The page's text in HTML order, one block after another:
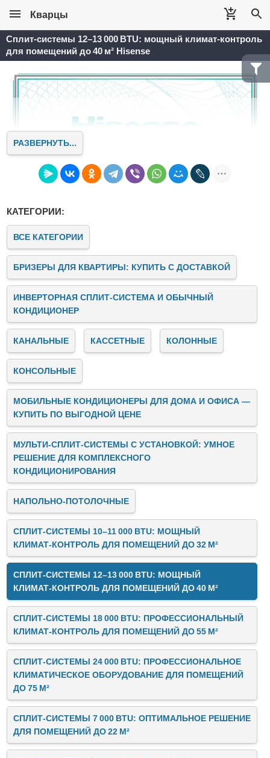
Кварцы
Сплит‑системы 12–13 000 BTU: мощный климат‑контроль
для помещений до 40 м² Hisense
Hisense - китайский бренд климатического и другого
оборудования. Производит технику на своих заводах и
соответственно сам отвечает за качество, а не как
большинство брендов "перекупов". Начало истории данного
бренда начинается с1969 года.
РАЗВЕРНУТЬ...
КАТЕГОРИИ:
ВСЕ КАТЕГОРИИ
БРИЗЕРЫ ДЛЯ КВАРТИРЫ: КУПИТЬ С ДОСТАВКОЙ
ИНВЕРТОРНАЯ СПЛИТ-СИСТЕМА И ОБЫЧНЫЙ
КОНДИЦИОНЕР
КАНАЛЬНЫЕ КАССЕТНЫЕ КОЛОННЫЕ
КОНСОЛЬНЫЕ
МОБИЛЬНЫЕ КОНДИЦИОНЕРЫ ДЛЯ ДОМА И ОФИСА —
КУПИТЬ ПО ВЫГОДНОЙ ЦЕНЕ
МУЛЬТИ‑СПЛИТ‑СИСТЕМЫ С УСТАНОВКОЙ: УМНОЕ
РЕШЕНИЕ ДЛЯ КОМПЛЕКСНОГО
КОНДИЦИОНИРОВАНИЯ
НАПОЛЬНО-ПОТОЛОЧНЫЕ
СПЛИТ‑СИСТЕМЫ 10–11 000 BTU: МОЩНЫЙ
КЛИМАТ‑КОНТРОЛЬ ДЛЯ ПОМЕЩЕНИЙ ДО 32 М²
СПЛИТ‑СИСТЕМЫ 12–13 000 BTU: МОЩНЫЙ
КЛИМАТ‑КОНТРОЛЬ ДЛЯ ПОМЕЩЕНИЙ ДО 40 М²
СПЛИТ‑СИСТЕМЫ 18 000 BTU: ПРОФЕССИОНАЛЬНЫЙ
КЛИМАТ‑КОНТРОЛЬ ДЛЯ ПОМЕЩЕНИЙ ДО 55 М²
СПЛИТ‑СИСТЕМЫ 24 000 BTU: ПРОФЕССИОНАЛЬНОЕ
КЛИМАТИЧЕСКОЕ ОБОРУДОВАНИЕ ДЛЯ ПОМЕЩЕНИЙ
ДО 75 М²
СПЛИТ‑СИСТЕМЫ 7 000 BTU: ОПТИМАЛЬНОЕ РЕШЕНИЕ
ДЛЯ ПОМЕЩЕНИЙ ДО 22 М²